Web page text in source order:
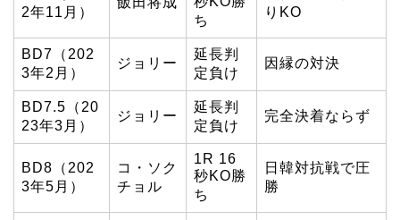
2年11月）
ち
りKO
BD7（202
3年2月）
ジョリー
延長判
定負け
因縁の対決
BD7.5（20
23年3月）
ジョリー
延長判
定負け
完全決着ならず
BD8（202
3年5月）
コ・ソク
チョル
1R 16
秒KO勝
ち
日韓対抗戦で圧
勝